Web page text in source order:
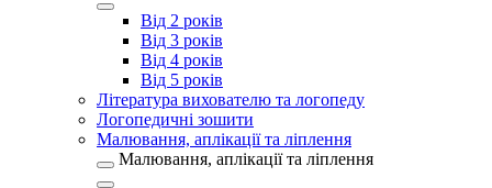
Від 2 років
Від 3 років
Від 4 років
Від 5 років
Література вихователю та логопеду
Логопедичні зошити
Малювання, аплікації та ліплення
Малювання, аплікації та ліплення